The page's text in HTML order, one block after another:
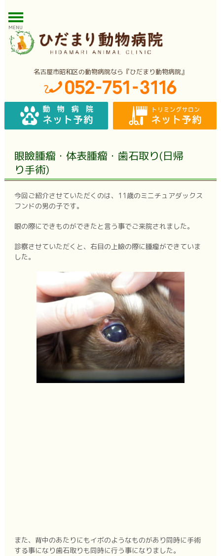
MENU
名古屋市昭和区の動物病院なら『ひだまり動物病院』
眼瞼腫瘤・体表腫瘤・歯石取り(日帰
り手術)
今回ご紹介させていただくのは、11歳のミニチュアダックス
フンドの男の子です。
眼の際にできものができたと言う事でご来院されました。
診察させていただくと、右目の上瞼の際に腫瘤ができていま
した。
また、背中のあたりにもイボのようなものがあり同時に手術
する事になり歯石取りも同時に行う事になりました。